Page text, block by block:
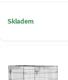
Skladem